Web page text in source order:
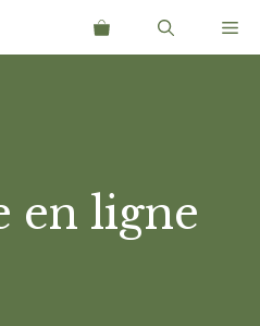
en ligne